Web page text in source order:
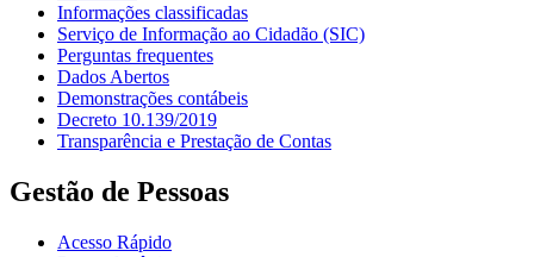
Informações classificadas
Serviço de Informação ao Cidadão (SIC)
Perguntas frequentes
Dados Abertos
Demonstrações contábeis
Decreto 10.139/2019
Transparência e Prestação de Contas
Gestão de Pessoas
Acesso Rápido